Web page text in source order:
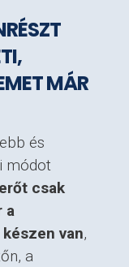
MÁR
és
módot
csak
a
van,
a